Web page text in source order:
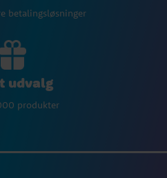
betalingsløsninger
udvalg
produkter